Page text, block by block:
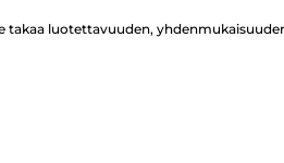
takaa luotettavuuden,